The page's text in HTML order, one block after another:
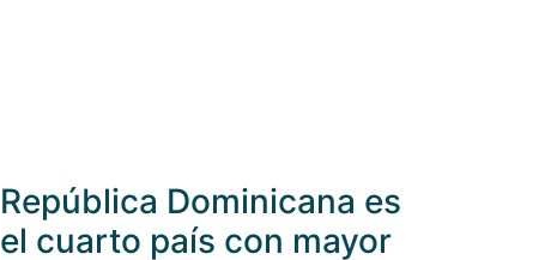
República Dominicana es
el cuarto país con mayor